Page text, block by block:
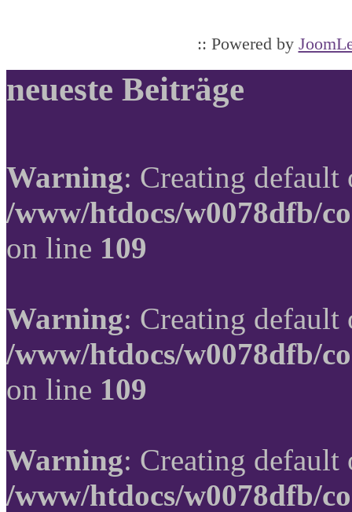
:: Powered by
neueste Beiträge
Warning: Creating
/www/htdocs/w0078dfb/
on line 109
Warning: Creating
/www/htdocs/w0078dfb/
on line 109
Warning: Creating
/www/htdocs/w0078dfb/